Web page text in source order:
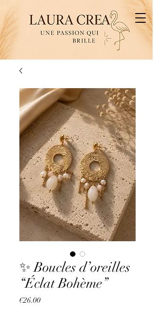
✨ Boucles d’oreilles
“Éclat Bohème”
€26.00Price